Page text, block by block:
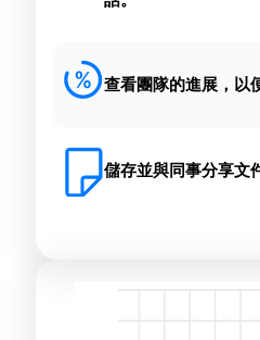
查看團隊的進展，以
儲存並與同事分享文